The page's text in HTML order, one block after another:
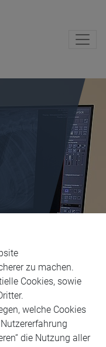
zu machen.
Cookies, sowie
welche Cookies
die Nutzung aller